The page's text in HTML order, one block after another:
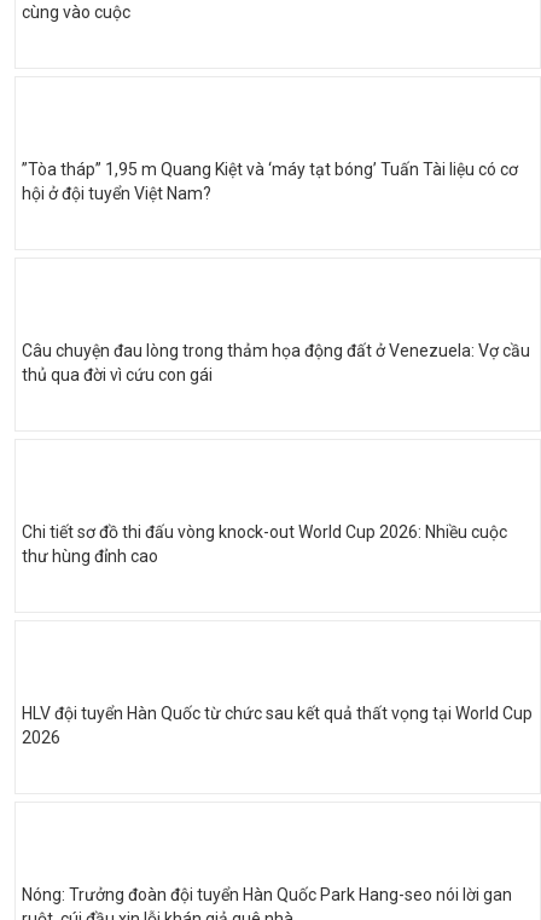
cùng vào cuộc
”Tòa tháp” 1,95 m Quang Kiệt và ‘máy tạt bóng’ Tuấn Tài liệu có cơ
hội ở đội tuyển Việt Nam?
Câu chuyện đau lòng trong thảm họa động đất ở Venezuela: Vợ cầu
thủ qua đời vì cứu con gái
Chi tiết sơ đồ thi đấu vòng knock-out World Cup 2026: Nhiều cuộc
thư hùng đỉnh cao
HLV đội tuyển Hàn Quốc từ chức sau kết quả thất vọng tại World Cup
2026
Nóng: Trưởng đoàn đội tuyển Hàn Quốc Park Hang-seo nói lời gan